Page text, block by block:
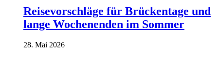
Reisevorschläge für Brückentage und
lange Wochenenden im Sommer
28. Mai 2026